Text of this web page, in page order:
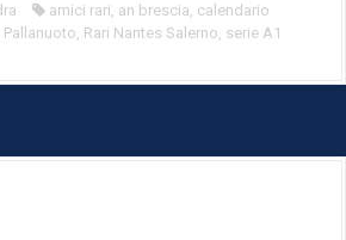
amici rari, an brescia, calendario
Pallanuoto, Rari Nantes Salerno, serie A1